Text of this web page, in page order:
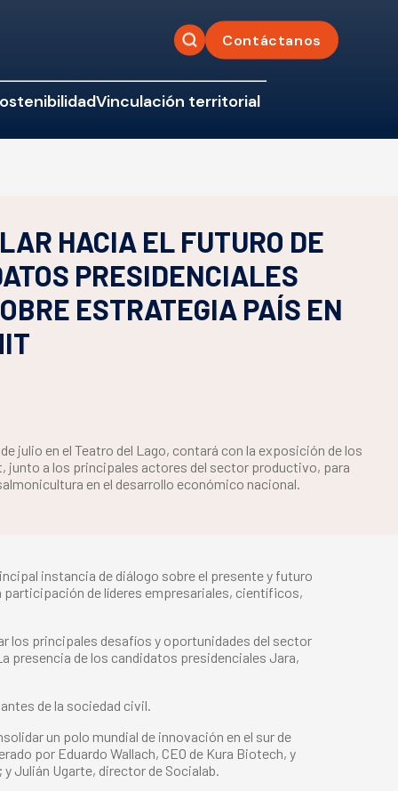
Contáctanos
Vinculación territorial
HACIA EL FUTURO DE
PRESIDENCIALES
ESTRATEGIA PAÍS EN
julio en el Teatro del Lago, contará con la exposición de los
junto a los principales actores del sector productivo, para
en el desarrollo económico nacional.
instancia de diálogo sobre el presente y futuro
participación de líderes empresariales, científicos,
los principales desafíos y oportunidades del sector
presencia de los candidatos presidenciales Jara,
de la sociedad civil.
un polo mundial de innovación en el sur de
por Eduardo Wallach, CEO de Kura Biotech, y
Julián Ugarte, director de Socialab.